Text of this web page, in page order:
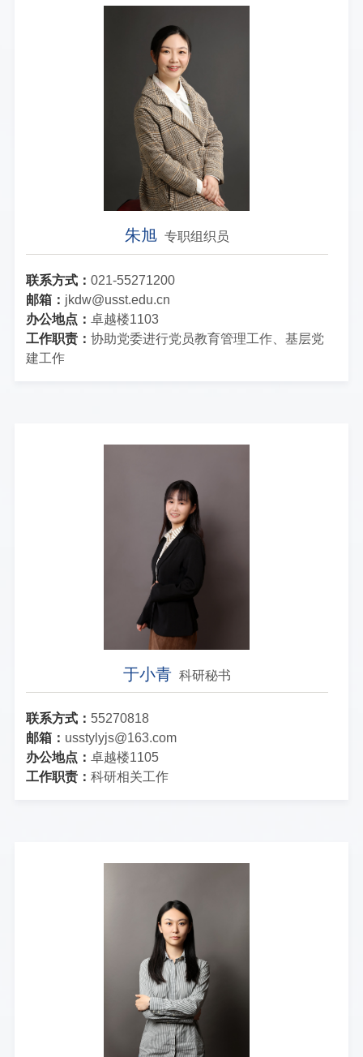
朱旭 专职组织员
联系方式： 021-55271200
邮箱： jkdw@usst.edu.cn
办公地点： 卓越楼1103
工作职责： 协助党委进行党员教育管理工作、基层党
建工作
于小青 科研秘书
联系方式： 55270818
邮箱： usstylyjs@163.com
办公地点： 卓越楼1105
工作职责： 科研相关工作